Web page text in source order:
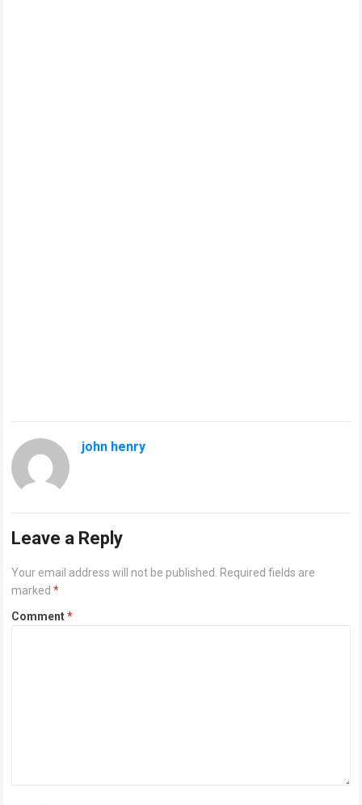
john henry
Leave a Reply
Your email address will not be published.
Required fields are
marked*
Comment*